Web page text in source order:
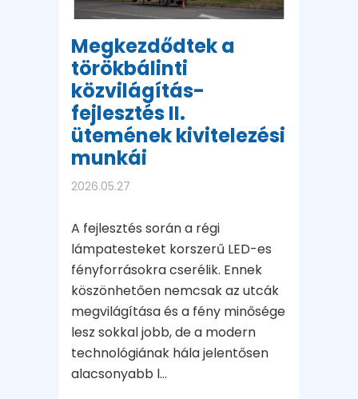
Megkezdődtek a
törökbálinti
közvilágítás-
fejlesztés II.
ütemének kivitelezési
munkái
2026.05.27
A fejlesztés során a régi
lámpatesteket korszerű LED-es
fényforrásokra cserélik. Ennek
köszönhetően nemcsak az utcák
megvilágítása és a fény minősége
lesz sokkal jobb, de a modern
technológiának hála jelentősen
alacsonyabb l...